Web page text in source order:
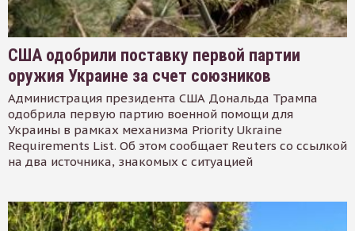
США одобрили поставку первой партии
оружия Украине за счет союзников
Администрация президента США Дональда Трампа
одобрила первую партию военной помощи для
Украины в рамках механизма Priority Ukraine
Requirements List. Об этом сообщает Reuters со ссылкой
на два источника, знакомых с ситуацией